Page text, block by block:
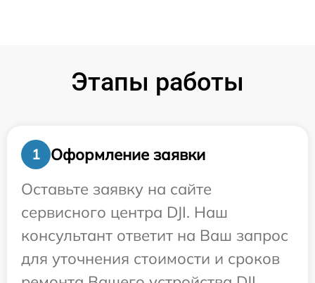
Этапы работы
1
Оформление заявки
Оставьте заявку на сайте
сервисного центра DJI. Наш
консультант ответит на Ваш запрос
для уточнения стоимости и сроков